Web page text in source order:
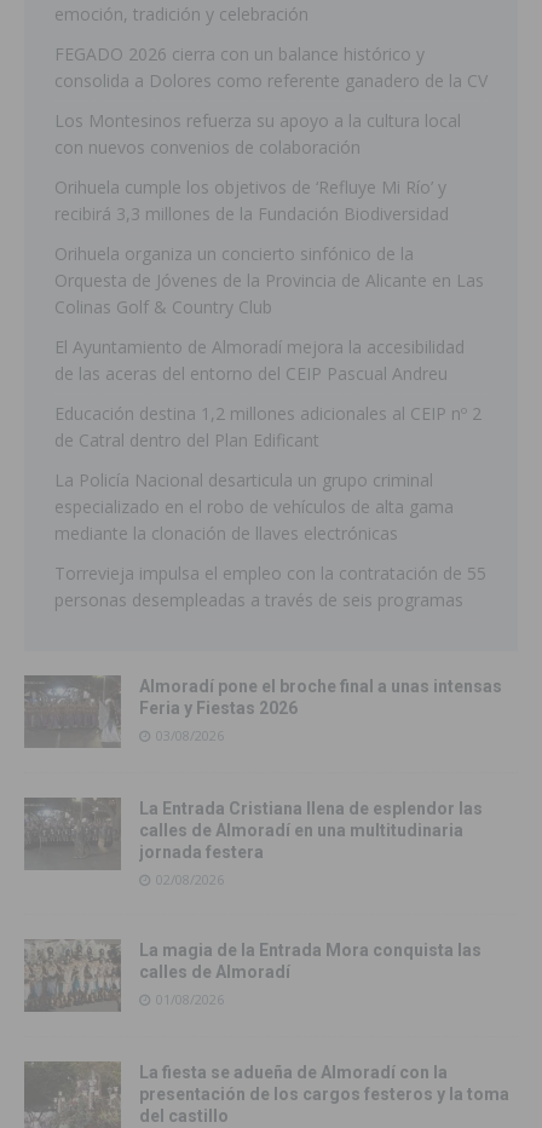
emoción, tradición y celebración
FEGADO 2026 cierra con un balance histórico y
consolida a Dolores como referente ganadero de la CV
Los Montesinos refuerza su apoyo a la cultura local
con nuevos convenios de colaboración
Orihuela cumple los objetivos de ‘Refluye Mi Río’ y
recibirá 3,3 millones de la Fundación Biodiversidad
Orihuela organiza un concierto sinfónico de la
Orquesta de Jóvenes de la Provincia de Alicante en Las
Colinas Golf & Country Club
El Ayuntamiento de Almoradí mejora la accesibilidad
de las aceras del entorno del CEIP Pascual Andreu
Educación destina 1,2 millones adicionales al CEIP nº 2
de Catral dentro del Plan Edificant
La Policía Nacional desarticula un grupo criminal
especializado en el robo de vehículos de alta gama
mediante la clonación de llaves electrónicas
Torrevieja impulsa el empleo con la contratación de 55
personas desempleadas a través de seis programas
Almoradí pone el broche final a unas intensas
Feria y Fiestas 2026
03/08/2026
La Entrada Cristiana llena de esplendor las
calles de Almoradí en una multitudinaria
jornada festera
02/08/2026
La magia de la Entrada Mora conquista las
calles de Almoradí
01/08/2026
La fiesta se adueña de Almoradí con la
presentación de los cargos festeros y la toma
del castillo